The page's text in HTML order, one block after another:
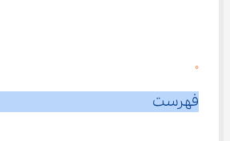
0
فهرست